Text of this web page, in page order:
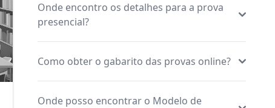
Onde encontro os detalhes para a prova
presencial?
Como obter o gabarito das provas online?
Onde posso encontrar o Modelo de